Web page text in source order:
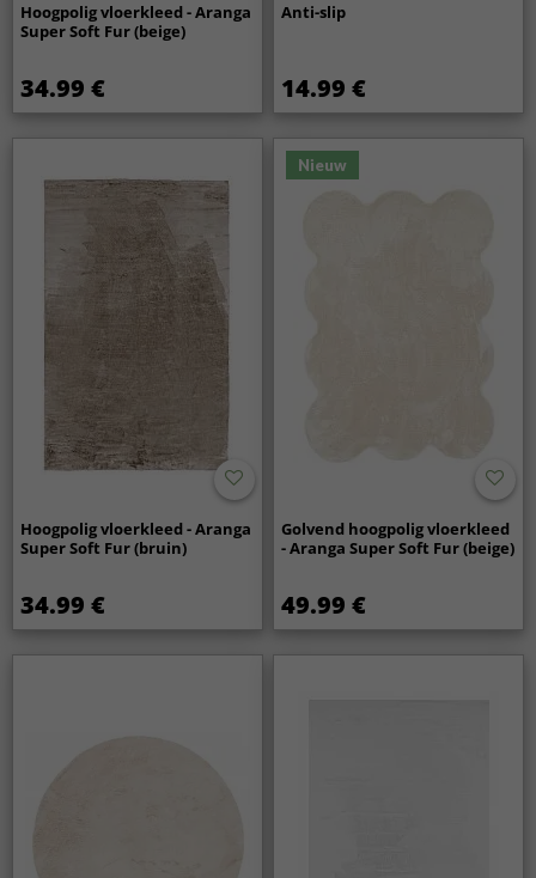
Hoogpolig vloerkleed - Aranga
Super Soft Fur (beige)
34.99 €
Anti-slip
14.99 €
Hoogpolig vloerkleed - Aranga
Super Soft Fur (bruin)
34.99 €
Nieuw
Golvend hoogpolig vloerkleed
- Aranga Super Soft Fur (beige)
49.99 €